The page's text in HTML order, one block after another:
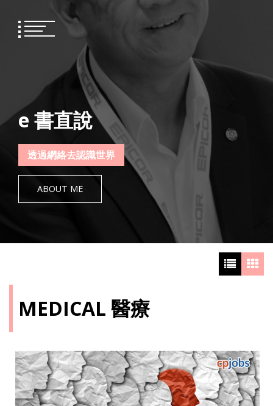
content
e 書直說
透過網絡去認識世界
ABOUT ME
MEDICAL 醫療